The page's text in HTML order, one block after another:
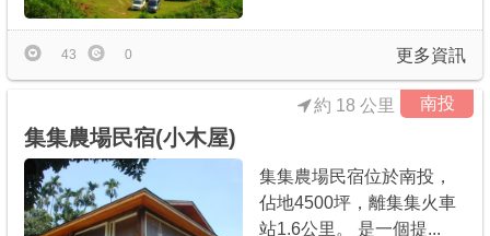
更多資訊
43 0
南投
集集農場民宿(小木屋)
約 18 公里
集集農場民宿位於南投，
佔地4500坪，離集集火車
站1.6公里。 是一個提...